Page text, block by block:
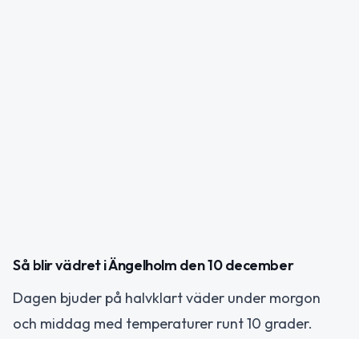
Så blir vädret i Ängelholm den 10 december
Dagen bjuder på halvklart väder under morgon
och middag med temperaturer runt 10 grader.